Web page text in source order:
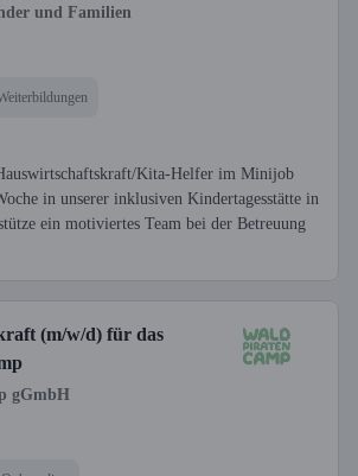
und Familien
Kita-Helfer im Minijob
in unserer inklusiven Kindertagesstätte in
ein motiviertes Team bei der Betreuung
(m/w/d) für das
gGmbH